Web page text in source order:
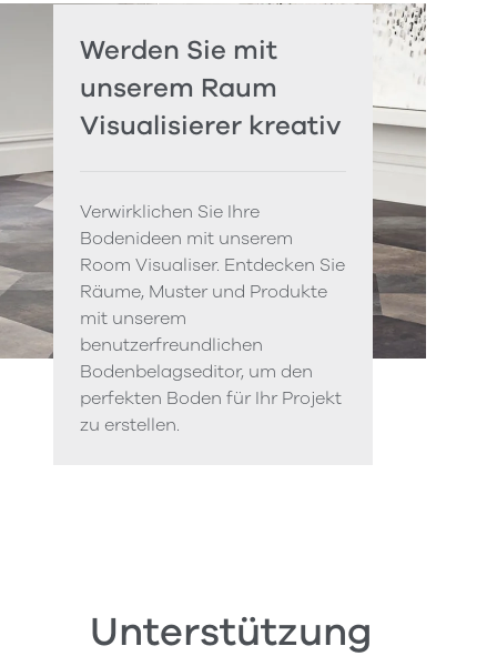
Werden Sie mit
unserem Raum
Visualisierer kreativ
Verwirklichen Sie Ihre
Bodenideen mit unserem
Room Visualiser. Entdecken Sie
Räume, Muster und Produkte
mit unserem
benutzerfreundlichen
Bodenbelagseditor, um den
perfekten Boden für Ihr Projekt
zu erstellen.
Unterstützung